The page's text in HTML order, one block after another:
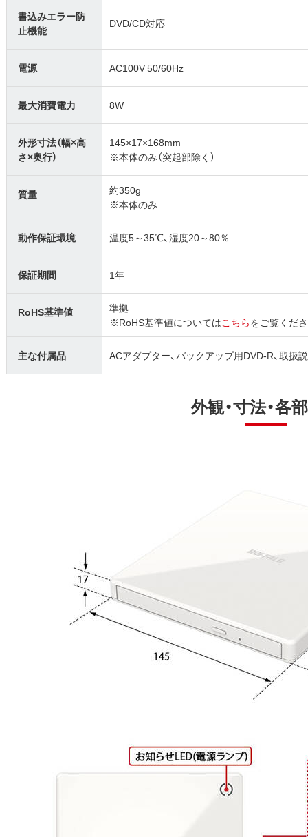
書込みエラー防
止機能
DVD/CD対応
電源 AC100V 50/60Hz
最大消費電力 8W
外形寸法（幅×高
さ×奥行）
145×17×168mm
※本体のみ（突起部除く）
質量
約350g
※本体のみ
動作保証環境 温度5～35℃、湿度20～80％
保証期間 1年
RoHS基準値
準拠
※RoHS基準値についてはこちらをご覧くだ
主な付属品 ACアダプター、バックアップ用DVD-R、取扱説
外観・寸法・各